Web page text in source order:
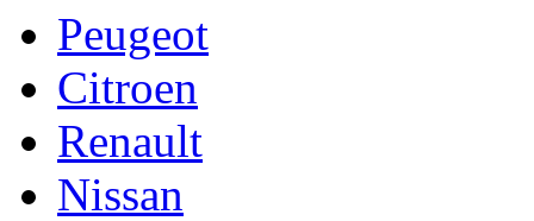
Peugeot
Citroen
Renault
Nissan